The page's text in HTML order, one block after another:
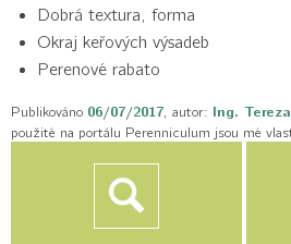
Dobrá textura, forma
Okraj keřových výsadeb
Perenové rabato
Publikováno 06/07/2017, autor: Ing.
použité na portálu Perenniculum jsou mé